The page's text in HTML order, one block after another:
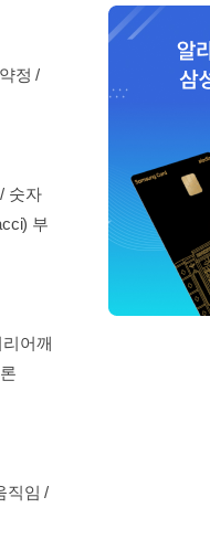
정 /
숫자
부
어깨
직임 /